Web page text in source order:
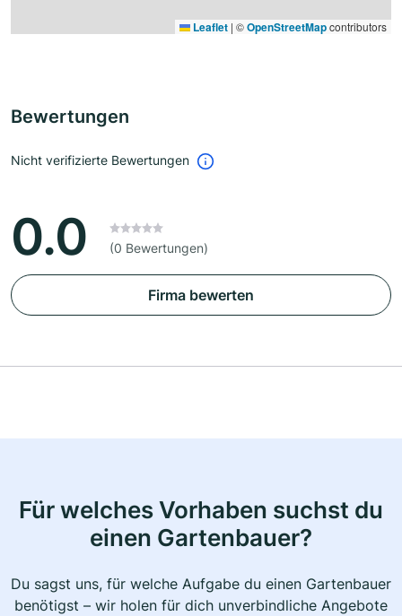
Leaflet | ©OpenStreetMapcontributors
Bewertungen
Nicht verifizierte Bewertungen
0.0 (0 Bewertungen)
Firma bewerten
Für welches Vorhaben suchst du
einen Gartenbauer?
Du sagst uns, für welche Aufgabe du einen Gartenbauer
benötigst – wir holen für dich unverbindliche Angebote